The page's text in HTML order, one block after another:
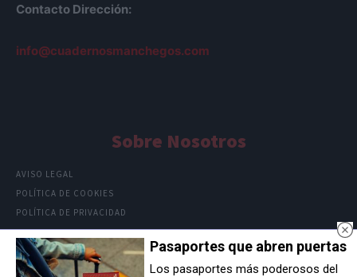
Contacto Dirección:
info@cuadernosmanchegos.com
Sobre Nosotros
AVISO LEGAL
POLÍTICA DE COOKIES
POLÍTICA DE PRIVACIDAD
Pasaportes que abren puertas
Los pasaportes más poderosos del